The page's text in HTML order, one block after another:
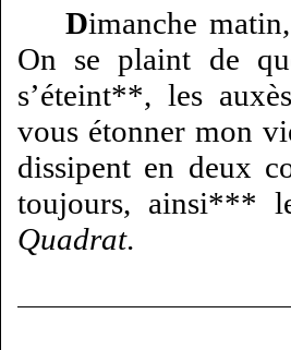
Dimanche
On se plaint de
s’éteint**, les
vous étonner mon
dissipent en deux
toujours, ainsi***
Quadrat.